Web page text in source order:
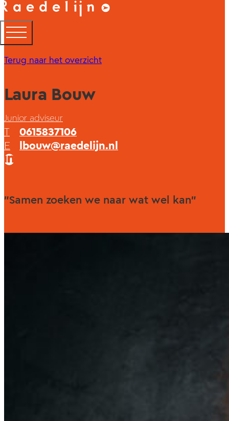
Terug naar het overzicht
Laura Bouw
Junior adviseur
T 0615837106
E lbouw@raedelijn.nl
"Samen zoeken we naar wat wel kan"